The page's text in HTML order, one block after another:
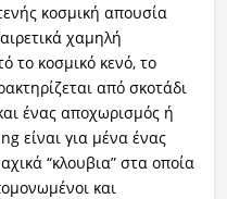
κοσμική απουσία
χαμηλή
το κοσμικό κενό, το
από σκοτάδι
ένας αποχωρισμός ή
είναι για μένα ένας
“κλουβια” στα οποία
και